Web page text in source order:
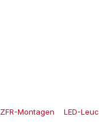
ZFR-Montagen LED-